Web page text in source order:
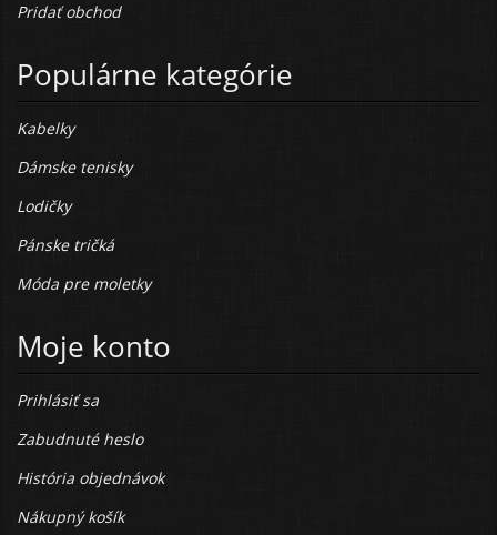
Pridať obchod
Populárne kategórie
Kabelky
Dámske tenisky
Lodičky
Pánske tričká
Móda pre moletky
Moje konto
Prihlásiť sa
Zabudnuté heslo
História objednávok
Nákupný košík